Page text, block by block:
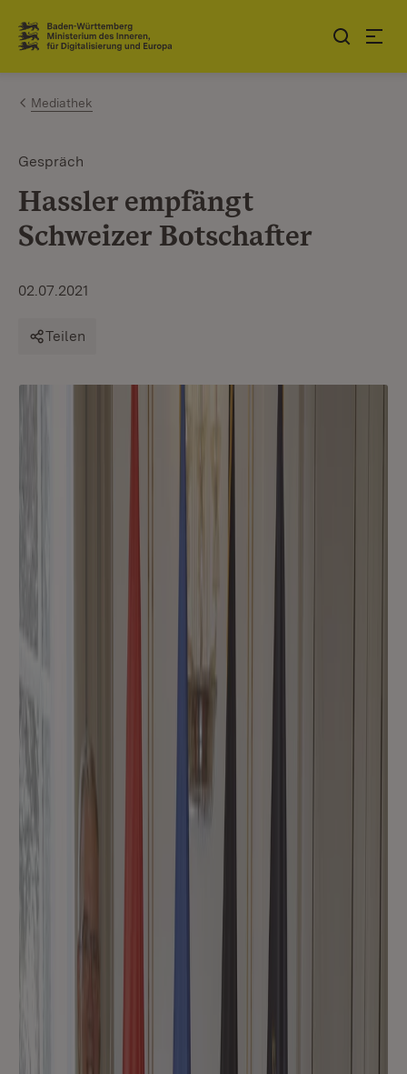
Zum Inhalt springen
Link zur Startseite
Mediathek
Gespräch
Hassler empfängt
Schweizer Botschafter
02.07.2021
Teilen